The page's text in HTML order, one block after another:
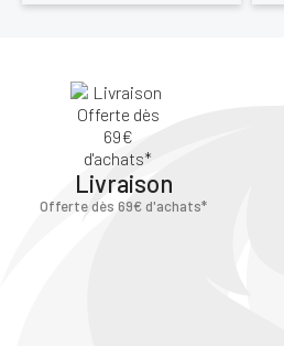
Livraison
Offerte dès 69€ d'achats*